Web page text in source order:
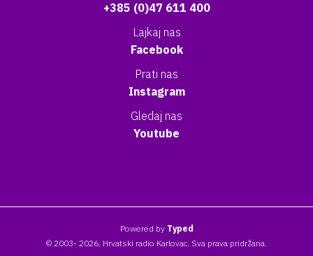
+385 (0)47 611 400
Lajkaj nas
Facebook
Prati nas
Instagram
Gledaj nas
Youtube
Powered by Typed
© 2003- 2026. Hrvatski radio Karlovac. Sva prava pridržana.